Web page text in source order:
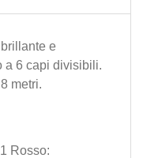
e
a 6 capi divisibili.
metri.
Rosso: